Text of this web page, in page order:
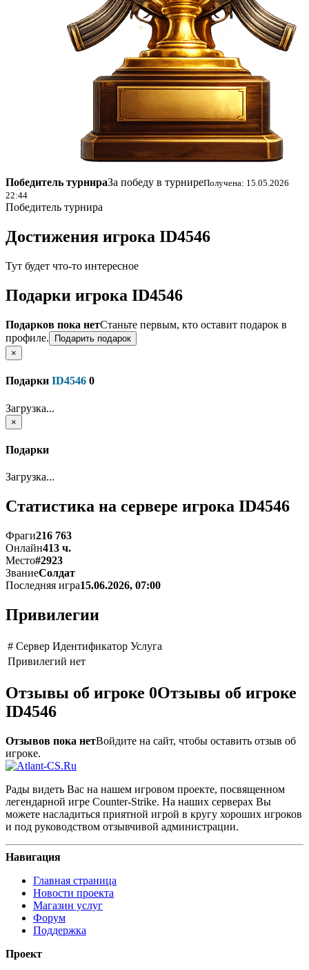
Победитель турнираЗа победу в турниреПолучена: 15.05.2026
22:44
Победитель турнира
Достижения игрока ID4546
Тут будет что-то интересное
Подарки игрока ID4546
Подарков пока нетСтаньте первым, кто оставит подарок в
профиле.
Подарить подарок
×
Подарки ID4546 0
Загрузка...
×
Подарки
Загрузка...
Статистика на сервере игрока ID4546
Фраги216 763
Онлайн413 ч.
Место#2923
ЗваниеСолдат
Последняя игра15.06.2026, 07:00
Привилегии
# Сервер Идентификатор Услуга
Привилегий нет
Отзывы об игроке 0Отзывы об игроке
ID4546
Отзывов пока нетВойдите на сайт, чтобы оставить отзыв об
игроке.
Рады видеть Вас на нашем игровом проекте, посвященном
легендарной игре Counter-Strike. На наших серверах Вы
можете насладиться приятной игрой в кругу хороших игроков
и под руководством отзывчивой администрации.
Навигация
Главная страница
Новости проекта
Магазин услуг
Форум
Поддержка
Проект